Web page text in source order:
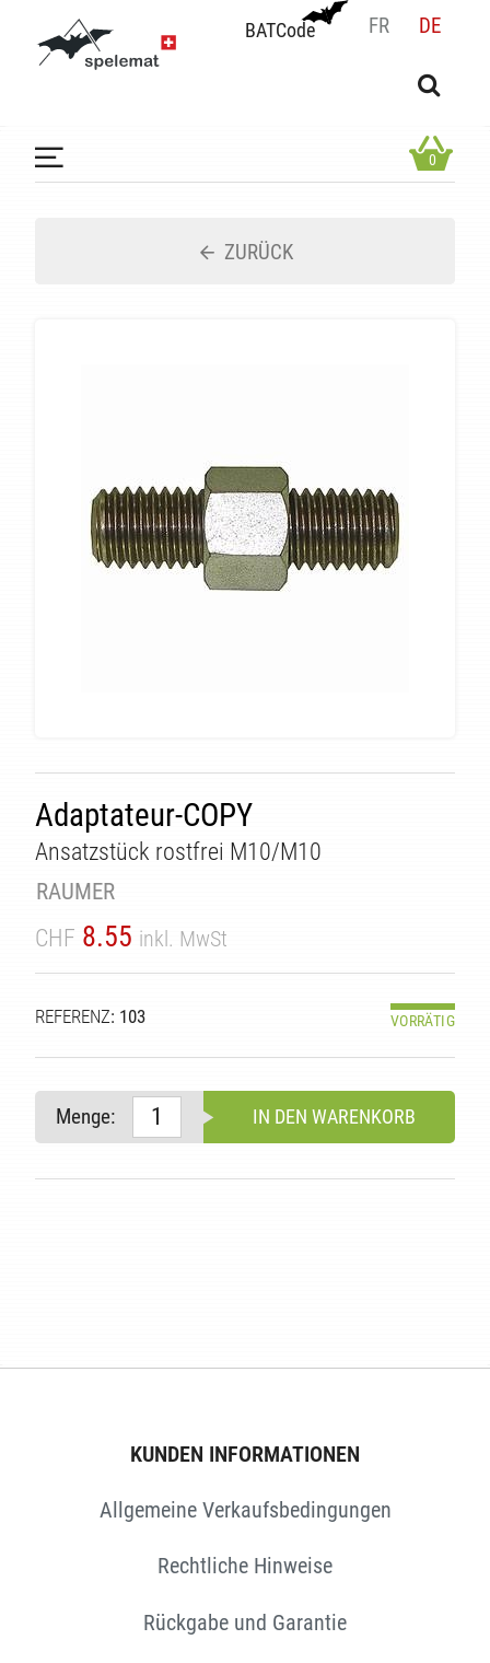
BATCode FR DE
BATCode
OK
0
ZURÜCK
Adaptateur-COPY
Ansatzstück rostfrei M10/M10
RAUMER
CHF 8.55 inkl. MwSt
REFERENZ: 103 VORRÄTIG
Menge: IN DEN WARENKORB
KUNDEN INFORMATIONEN
Allgemeine Verkaufsbedingungen
Rechtliche Hinweise
Rückgabe und Garantie